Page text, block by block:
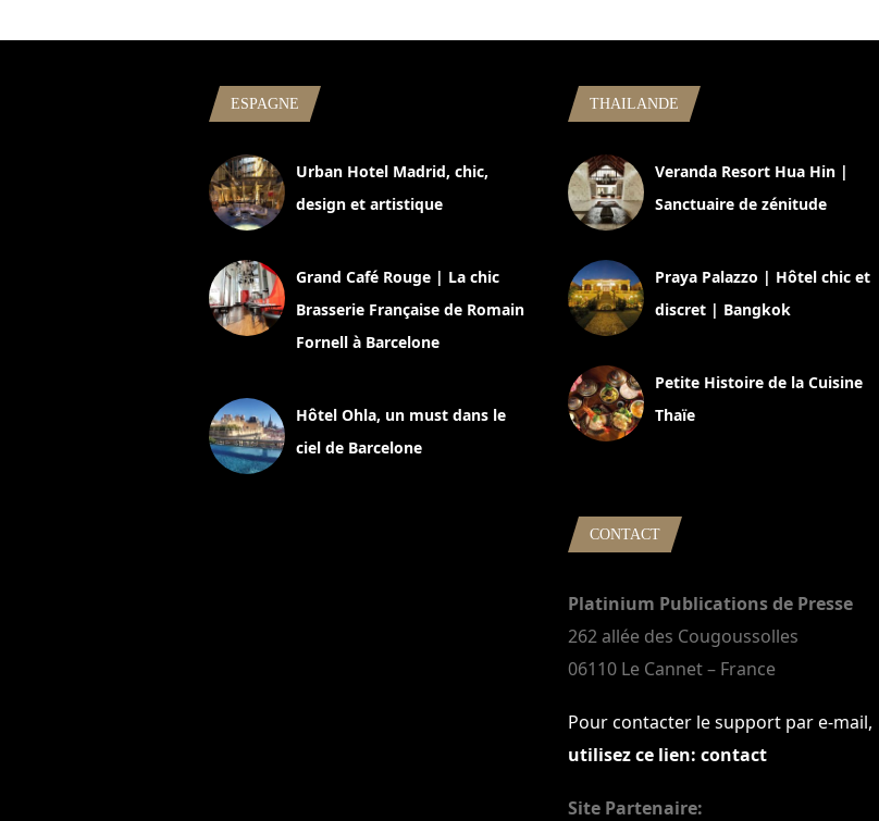
ESPAGNE
Urban Hotel Madrid, chic,
design et artistique
Grand Café Rouge | La chic
Brasserie Française de Romain
Fornell à Barcelone
Hôtel Ohla, un must dans le
ciel de Barcelone
THAILANDE
Veranda Resort Hua Hin |
Sanctuaire de zénitude
Praya Palazzo | Hôtel chic et
discret | Bangkok
Petite Histoire de la Cuisine
Thaïe
CONTACT
Platinium Publications de Presse
262 allée des Cougoussolles
06110 Le Cannet – France
Pour contacter le support par e-mail,
utilisez ce lien: contact
Site Partenaire: